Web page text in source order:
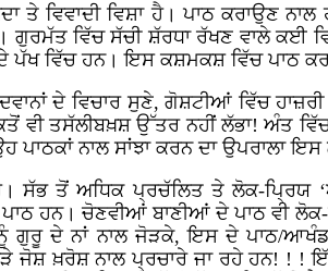
ਵਿਵਾਦੀ ਵਿਸ਼ਾ ਹੈ। ਪਾਠ ਕਰਾਉਣ ਨਾਲ
ਵਿੱਚ ਸੱਚੀ ਸ਼ੱਰਧਾ ਰੱਖਣ ਵਾਲੇ ਕਈ
ਪੱਖ ਵਿੱਚ ਹਨ। ਇਸ ਕਸ਼ਮਕਸ਼ ਵਿੱਚ ਪਾਠ
ਦੇ ਵਿਚਾਰ ਸੁਣੇ, ਗੋਸ਼ਟੀਆਂ ਵਿੱਚ
ਵੀ ਤਸੱਲੀਬਖ਼ਸ਼ ਉੱਤਰ ਨਹੀਂ ਲੱਭਾ! ਅੰਤ
ਨਾਲ ਸਾਂਝਾ ਕਰਨ ਦਾ ਉਪਰਾਲਾ
ਤੋਂ ਅਧਿਕ ਪ੍ਰਚੱਲਿਤ ਤੇ ਲੋਕ-ਪ੍ਰਿਯ
ਹਨ। ਚੋਣਵੀਆਂ ਬਾਣੀਆਂ ਦੇ ਪਾਠ ਵੀ
ਗੁਰੂ ਦੇ ਨਾਂ ਨਾਲ ਜੋੜਕੇ, ਇਸ ਦੇ ਪਾਠ/ਆਖੰਡ
ਜੋਸ਼ ਖ਼ਰੋਸ਼ ਨਾਲ ਪ੍ਰਚਾਰੇ ਜਾ ਰਹੇ ਹਨ! ! !